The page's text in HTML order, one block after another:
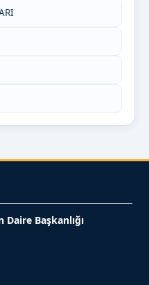
Başkanlığı